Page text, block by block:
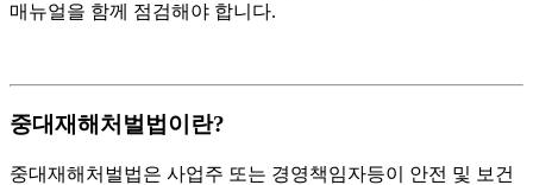
매뉴얼을 함께 점검해야 합니다.
중대재해처벌법이란?
중대재해처벌법은 사업주 또는 경영책임자등이 안전 및 보건